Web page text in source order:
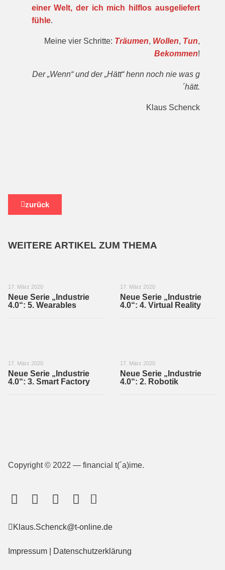
einer Welt, der ich mich hilflos ausgeliefert
fühle.
Meine vier Schritte: Träumen, Wollen, Tun,
Bekommen!
Der „Wenn“ und der „Hätt“ henn noch nie was g
´hätt.
Klaus Schenck
zurück
WEITERE ARTIKEL ZUM THEMA
17. März 2020
Neue Serie „Industrie
4.0“: 5. Wearables
17. März 2020
Neue Serie „Industrie
4.0“: 4. Virtual Reality
17. März 2020
Neue Serie „Industrie
4.0“: 3. Smart Factory
17. März 2020
Neue Serie „Industrie
4.0“: 2. Robotik
Copyright © 2022 — financial t(´a)ime.
Klaus.Schenck@t-online.de
Impressum Datenschutzerklärung